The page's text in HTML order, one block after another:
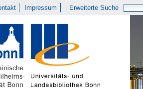
Impressum Erweiterte Suche